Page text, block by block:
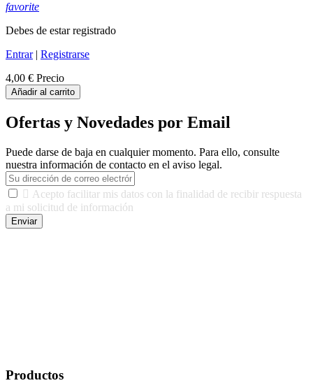
favorite
Debes de estar registrado
Entrar| Registrarse
4,00 € Precio
Añadir al carrito
Ofertas y Novedades por Email
Puede darse de baja en cualquier momento. Para ello, consulte
nuestra información de contacto en el aviso legal.
 Acepto facilitar mis datos con la finalidad de recibir respuesta
a mi solicitud de información
Enviar
Productos